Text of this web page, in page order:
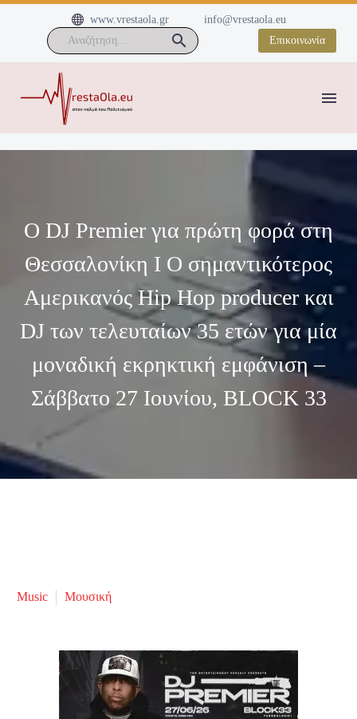

 www.vrestaola.gr
info@vrestaola.eu
Επικοινωνία
Ο DJ Premier για πρώτη φορά στη
Θεσσαλονίκη Ι Ο σημαντικότερος
Αμερικανός Hip Hop producer και
DJ των τελευταίων 35 ετών για μία
μοναδική εκρηκτική εμφάνιση –
Σάββατο 27 Ιουνίου, BLOCK 33
Music Μουσική